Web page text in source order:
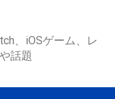
、iOSゲーム、レ
話題